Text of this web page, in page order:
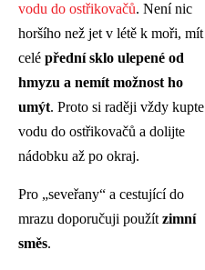
vodu do ostřikovačů. Není nic
horšího než jet v létě k moři, mít
celé přední sklo ulepené od
hmyzu a nemít možnost ho
umýt. Proto si raději vždy kupte
vodu do ostřikovačů a dolijte
nádobku až po okraj.
Pro „seveřany“ a cestující do
mrazu doporučuji použít zimní
směs.